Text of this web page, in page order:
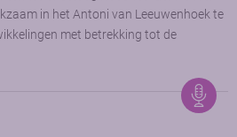
in het Antoni van Leeuwenhoek te
met betrekking tot de